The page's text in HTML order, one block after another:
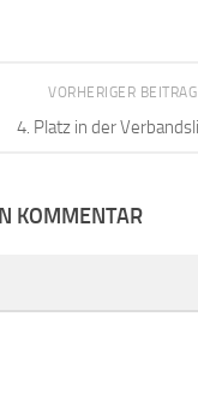
VORHERIGER BEITRAG
4. Platz in der
KOMMENTAR